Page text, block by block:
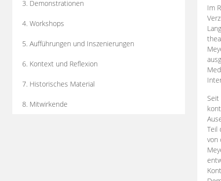
3. Demonstrationen
4. Workshops
5. Aufführungen und Inszenierungen
6. Kontext und Reflexion
7. Historisches Material
8. Mitwirkende
Im
Teil
von